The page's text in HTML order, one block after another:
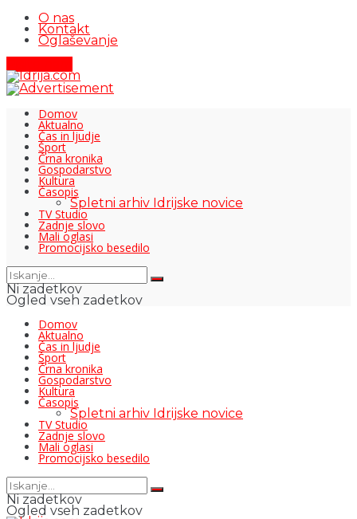
O nas
Kontakt
Oglaševanje
Domov
Aktualno
Čas in ljudje
Šport
Črna kronika
Gospodarstvo
Kultura
Časopis
Spletni arhiv Idrijske novice
TV Studio
Zadnje slovo
Mali oglasi
Promocijsko besedilo
Ni zadetkov
Ogled vseh zadetkov
Domov
Aktualno
Čas in ljudje
Šport
Črna kronika
Gospodarstvo
Kultura
Časopis
Spletni arhiv Idrijske novice
TV Studio
Zadnje slovo
Mali oglasi
Promocijsko besedilo
Ni zadetkov
Ogled vseh zadetkov